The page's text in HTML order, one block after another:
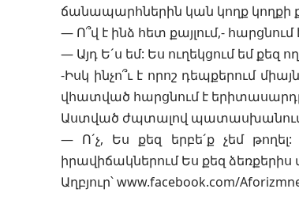
ճանապարհներին կան կողք կողքի
— Ո՞վ է ինձ հետ քայլում,- հարցնում
— Այդ Ե´ս եմ: Ես ուղեկցում եմ
-Իսկ ինչո՞ւ է որոշ դեպքերում
վհատված հարցնում է
Աստված ժպտալով
— Ո´չ, Ես քեզ երբե´ք չեմ
իրավիճակներում Ես քեզ
Աղբյուր՝www.facebook.com/